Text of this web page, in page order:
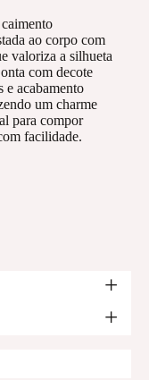
ao corpo com
valoriza a silhueta
com decote
e acabamento
um charme
para compor
facilidade.